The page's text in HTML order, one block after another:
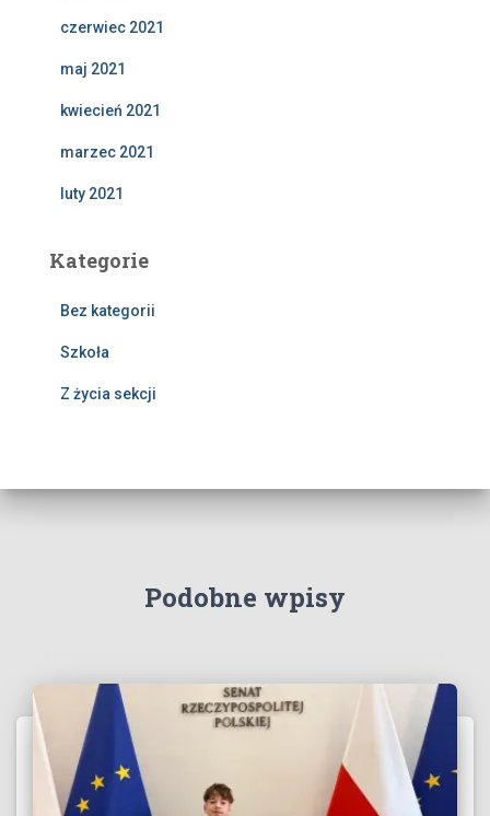
czerwiec 2021
maj 2021
kwiecień 2021
marzec 2021
luty 2021
Kategorie
Bez kategorii
Szkoła
Z życia sekcji
Podobne wpisy